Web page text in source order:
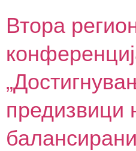
Втора
предизвици